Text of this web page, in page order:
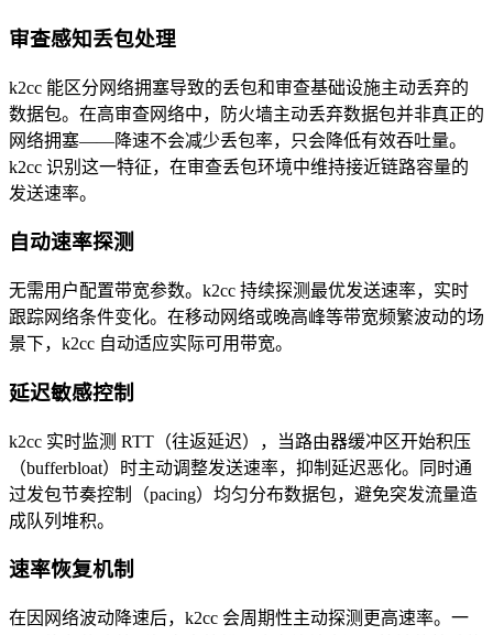
审查感知丢包处理
k2cc 能区分网络拥塞导致的丢包和审查基础设施主动丢弃的
数据包。在高审查网络中，防火墙主动丢弃数据包并非真正的
网络拥塞——降速不会减少丢包率，只会降低有效吞吐量。
k2cc 识别这一特征，在审查丢包环境中维持接近链路容量的
发送速率。
自动速率探测
无需用户配置带宽参数。k2cc 持续探测最优发送速率，实时
跟踪网络条件变化。在移动网络或晚高峰等带宽频繁波动的场
景下，k2cc 自动适应实际可用带宽。
延迟敏感控制
k2cc 实时监测 RTT（往返延迟），当路由器缓冲区开始积压
（bufferbloat）时主动调整发送速率，抑制延迟恶化。同时通
过发包节奏控制（pacing）均匀分布数据包，避免突发流量造
成队列堆积。
速率恢复机制
在因网络波动降速后，k2cc 会周期性主动探测更高速率。一